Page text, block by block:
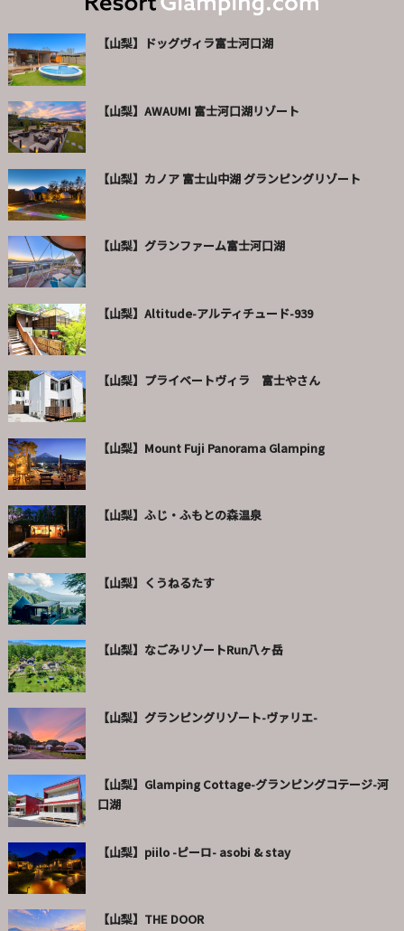
【山梨】ドッグヴィラ富士河口湖
【山梨】AWAUMI 富士河口湖リゾート
【山梨】カノア 富士山中湖 グランピングリゾート
【山梨】グランファーム富士河口湖
【山梨】Altitude-アルティチュード-939
【山梨】プライベートヴィラ 富士やさん
【山梨】Mount Fuji Panorama Glamping
【山梨】ふじ・ふもとの森温泉
【山梨】くうねるたす
【山梨】なごみリゾートRun八ヶ岳
【山梨】グランピングリゾート-ヴァリエ-
【山梨】Glamping Cottage-グランピングコテージ-河
口湖
【山梨】piilo -ピーロ- asobi & stay
【山梨】THE DOOR